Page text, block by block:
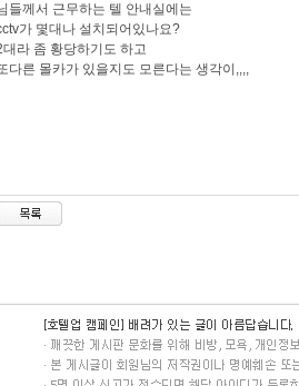
들께서 근무하는 텔 안내실에는
가 몇대나 설치되어있나요?
대라 좀 황당하기도 하고
다른 몰카가 있을지도 모른다는 생각이,,,,